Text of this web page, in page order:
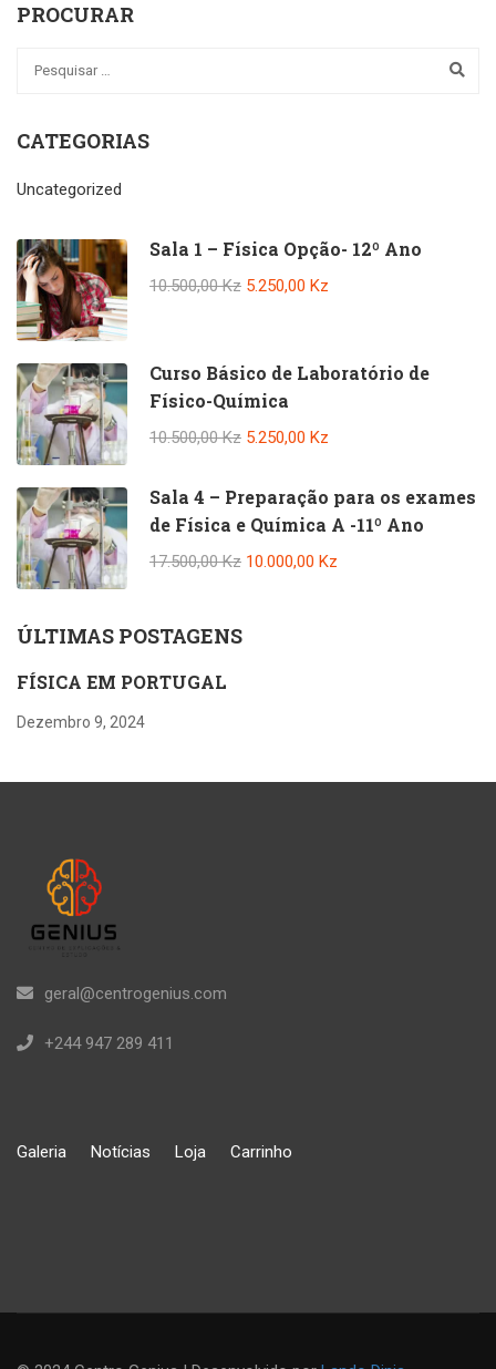
PROCURAR
CATEGORIAS
Uncategorized
Sala 1 – Física Opção- 12º Ano
10.500,00 Kz 5.250,00 Kz
Curso Básico de Laboratório de
Físico-Química
10.500,00 Kz 5.250,00 Kz
Sala 4 – Preparação para os exames
de Física e Química A -11º Ano
17.500,00 Kz 10.000,00 Kz
ÚLTIMAS POSTAGENS
FÍSICA EM PORTUGAL
Dezembro 9, 2024
geral@centrogenius.com
+244 947 289 411
Galeria Notícias Loja Carrinho